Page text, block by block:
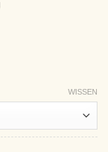
WISSEN